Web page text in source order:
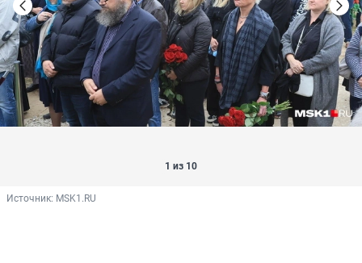
1 из 10
Источник: MSK1.RU